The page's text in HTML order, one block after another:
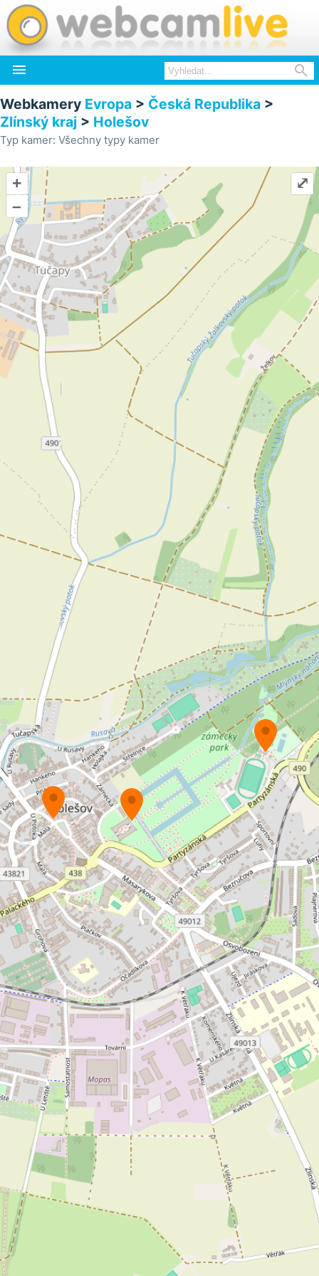
 
Webkamery Evropa > Česká Republika >
Zlínský kraj > Holešov
Typ kamer: Všechny typy kamer
+
–
⤢